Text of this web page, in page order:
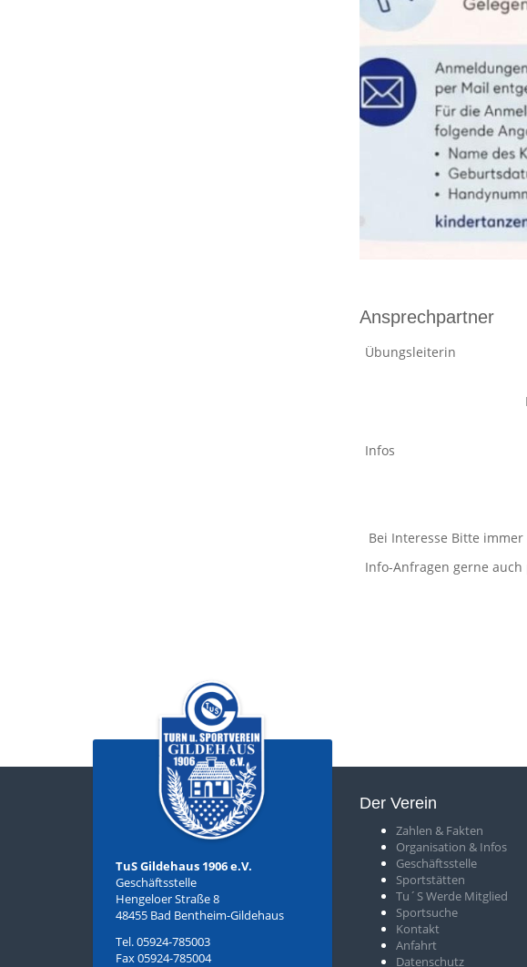
Ansprechpartner
Übungsleiterin
Infos
Bei Interesse Bitte
Info-Anfragen gerne auch
TuS Gildehaus 1906 e.V.
Geschäftsstelle
Hengeloer Straße 8
48455 Bad Bentheim-Gildehaus
Tel. 05924-785003
Fax 05924-785004
Der Verein
Zahlen & Fakten
Organisation & Infos
Geschäftsstelle
Sportstätten
Tu´S Werde Mitglied
Sportsuche
Kontakt
Anfahrt
Datenschutz